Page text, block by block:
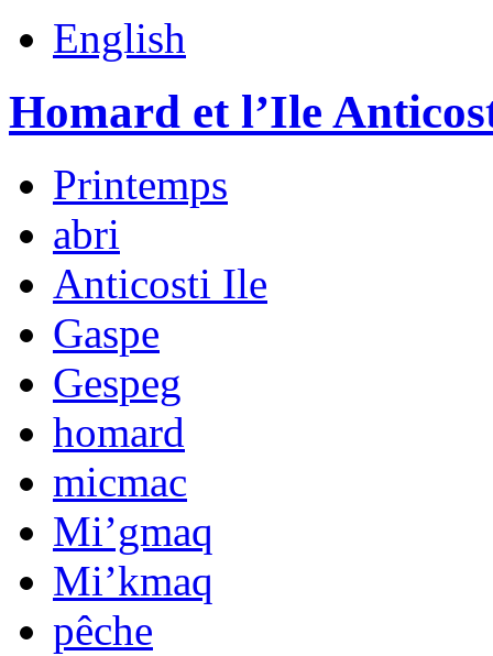
English
Homard et l’Ile
Printemps
abri
Anticosti Ile
Gaspe
Gespeg
homard
micmac
Mi’gmaq
Mi’kmaq
pêche